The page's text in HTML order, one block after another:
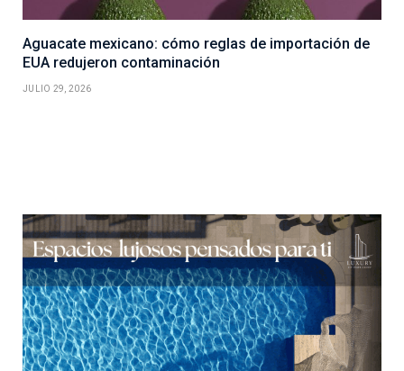
Aguacate mexicano: cómo reglas de importación de
EUA redujeron contaminación
JULIO 29, 2026